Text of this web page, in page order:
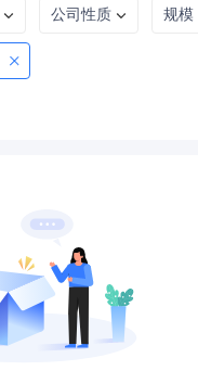
公司性质 规模